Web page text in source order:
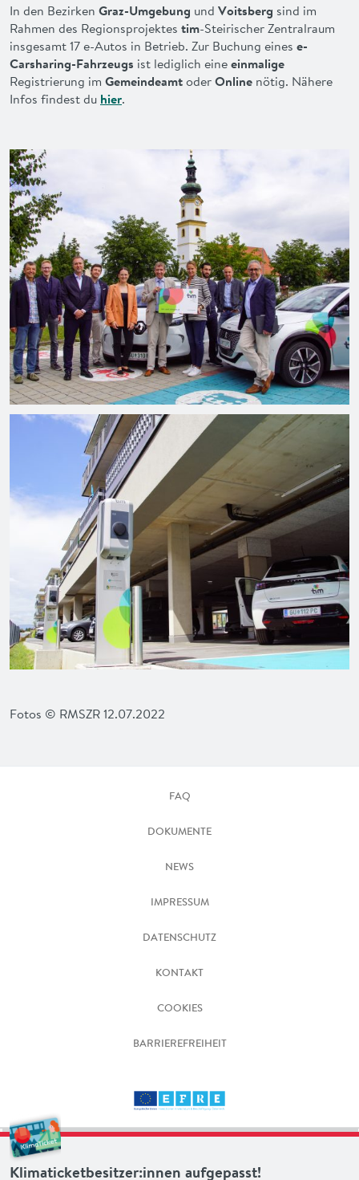
In den Bezirken Graz-Umgebung und Voitsberg sind im
Rahmen des Regionsprojektes tim-Steirischer Zentralraum
insgesamt 17 e-Autos in Betrieb. Zur Buchung eines e-
Carsharing-Fahrzeugs ist lediglich eineeinmalige
Registrierung im GemeindeamtoderOnline nötig. Nähere
Infos findest du hier.
Fotos © RMSZR 12.07.2022
FAQ
DOKUMENTE
NEWS
IMPRESSUM
DATENSCHUTZ
KONTAKT
COOKIES
BARRIEREFREIHEIT
Klimaticketbesitzer:innen aufgepasst!